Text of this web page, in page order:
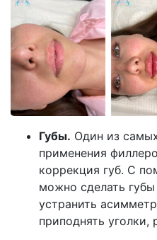
Губы. Один из
применения
коррекция губ. С
можно сделать
устранить
приподнять уголки,